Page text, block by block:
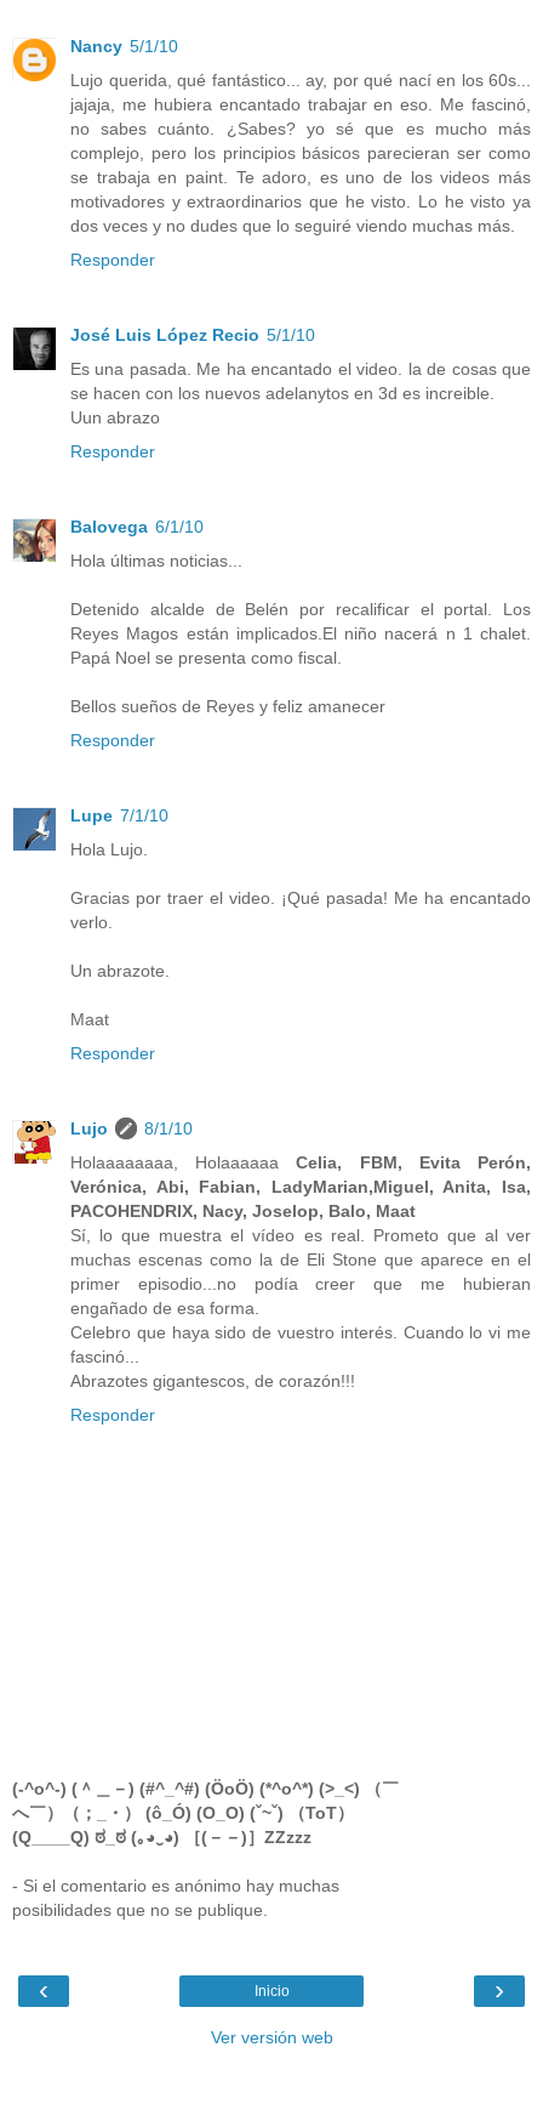
Nancy 5/1/10
Lujo querida, qué fantástico... ay, por qué nací en los 60s...
jajaja, me hubiera encantado trabajar en eso. Me fascinó,
no sabes cuánto. ¿Sabes? yo sé que es mucho más
complejo, pero los principios básicos parecieran ser como
se trabaja en paint. Te adoro, es uno de los videos más
motivadores y extraordinarios que he visto. Lo he visto ya
dos veces y no dudes que lo seguiré viendo muchas más.
Responder
José Luis López Recio 5/1/10
Es una pasada. Me ha encantado el video. la de cosas que
se hacen con los nuevos adelanytos en 3d es increible.
Uun abrazo
Responder
Balovega 6/1/10
Hola últimas noticias...
Detenido alcalde de Belén por recalificar el portal. Los
Reyes Magos están implicados.El niño nacerá n 1 chalet.
Papá Noel se presenta como fiscal.
Bellos sueños de Reyes y feliz amanecer
Responder
Lupe 7/1/10
Hola Lujo.
Gracias por traer el video. ¡Qué pasada! Me ha encantado
verlo.
Un abrazote.
Maat
Responder
Lujo
8/1/10
Holaaaaaaaa, HolaaaaaaCelia, FBM, Evita Perón,
Verónica, Abi, Fabian, LadyMarian,Miguel, Anita, Isa,
PACOHENDRIX, Nacy, Joselop, Balo, Maat
Sí, lo que muestra el vídeo es real. Prometo que al ver
muchas escenas como la de Eli Stone que aparece en el
primer episodio...no podía creer que me hubieran
engañado de esa forma.
Celebro que haya sido de vuestro interés. Cuando lo vi me
fascinó...
Abrazotes gigantescos, de corazón!!!
Responder
(-^o^-) (＾＿－) (#^_^#) (ÖoÖ) (*^o^*) (>_<) （￣
へ￣）（；_・） (ô_Ó) (O_O) (ˇ~ˇ) （ToT）
(Q____Q) ಠ_ಠ (｡◕‿◕) ［(－－)］ZZzzz
- Si el comentario es anónimo hay muchas
posibilidades que no se publique.
‹ ›
Inicio
Ver versión web